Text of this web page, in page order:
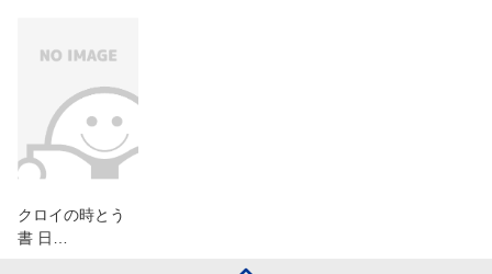
クロイの時とう
書 日…